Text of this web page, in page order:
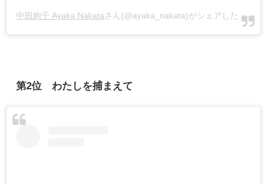
中田絢千 Ayaka Nakataさん(@ayaka_nakata)がシェアした投稿 -
第2位 わたしを捕まえて